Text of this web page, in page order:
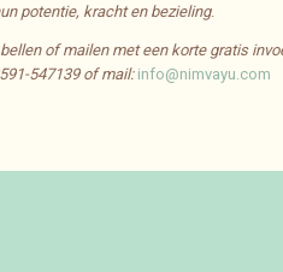
potentie, kracht en bezieling.
of mailen met een korte gratis
547139 of mail:info@nimvayu.com